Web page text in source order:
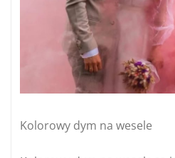
Kolorowy dym na wesele